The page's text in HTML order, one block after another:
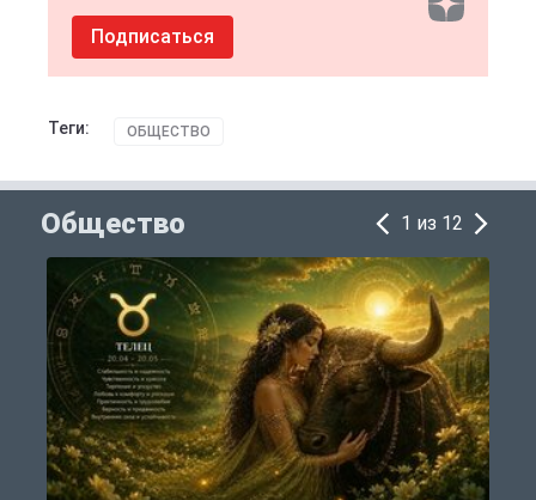
Подписаться
Теги: ОБЩЕСТВО
Общество 1 из 12